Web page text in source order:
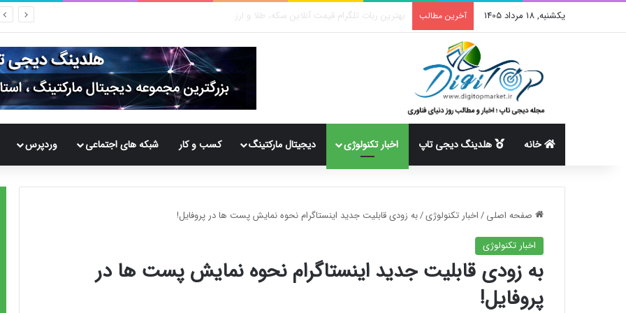
یکشنبه, 18 مرداد 1405 آخرین مطالب آموزش رفع خطای create_function در وردپرس
خانه هلدینگ دیجی تاپ اخبار تکنولوژی دیجیتال مارکتینگ کسب و کار شبکه های اجتماعی وردپرس
صفحه اصلی/اخبار تکنولوژی/به زودی قابلیت جدید اینستاگرام نحوه نمایش پست ها در پروفایل!
اخبار تکنولوژی
به زودی قابلیت جدید اینستاگرام نحوه نمایش پست ها در
پروفایل!